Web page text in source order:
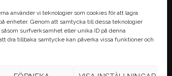
använder vi teknologier som cookies för att lagra
enheter. Genom att samtycka till dessa teknologier
surfverksamhet eller unika ID på denna
dra tillbaka samtycke kan påverka vissa funktioner och